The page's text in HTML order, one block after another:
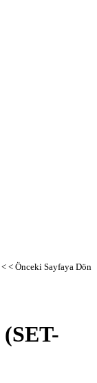
< < Önceki Sayfaya Dön
(SET-